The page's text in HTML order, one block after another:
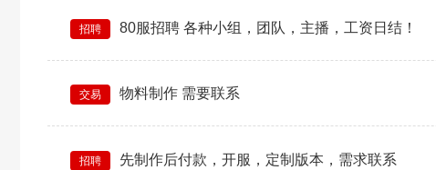
招聘 80服招聘 各种小组，团队，主播，工资日结！
交易 物料制作 需要联系
招聘 先制作后付款，开服，定制版本，需求联系